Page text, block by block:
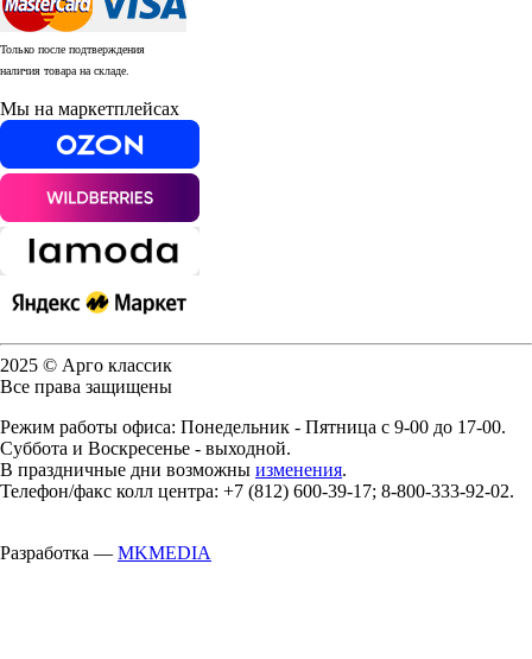
Только после подтверждения
наличия товара на складе.
Мы на маркетплейсах
2025 © Арго классик
Все права защищены
Режим работы офиса: Понедельник - Пятница с 9-00 до 17-00.
Суббота и Воскресенье - выходной.
В праздничные дни возможны изменения.
Телефон/факс колл центра: +7 (812) 600-39-17; 8-800-333-92-02.
Разработка — MKMEDIA